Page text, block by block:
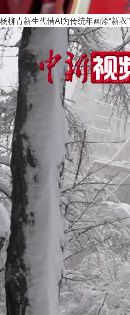
杨柳青新生代借AI为传统年画添“新衣”